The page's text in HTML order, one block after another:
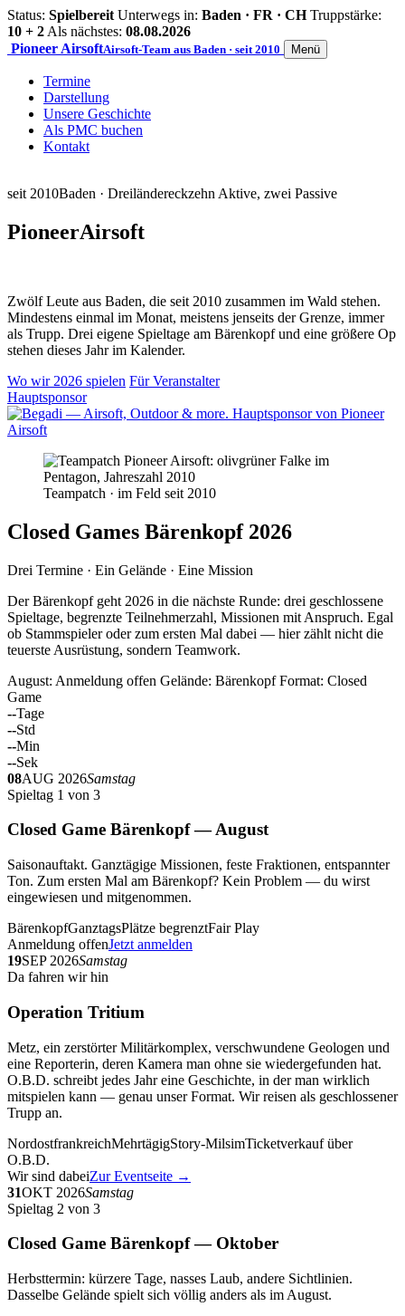
Status: Spielbereit Unterwegs in: Baden · FR · CH Truppstärke:
10 + 2 Als nächstes: 08.08.2026
Pioneer AirsoftAirsoft-Team aus Baden · seit 2010 Menü
Termine
Darstellung
Unsere Geschichte
Als PMC buchen
Kontakt
seit 2010Baden · Dreiländereckzehn Aktive, zwei Passive
PioneerAirsoft
Zwölf Leute aus Baden, die seit 2010 zusammen im Wald stehen.
Mindestens einmal im Monat, meistens jenseits der Grenze, immer
als Trupp. Drei eigene Spieltage am Bärenkopf und eine größere Op
stehen dieses Jahr im Kalender.
Wo wir 2026 spielen Für Veranstalter
Hauptsponsor
Teampatch · im Feld seit 2010
Closed Games Bärenkopf 2026
Drei Termine · Ein Gelände · Eine Mission
Der Bärenkopf geht 2026 in die nächste Runde: drei geschlossene
Spieltage, begrenzte Teilnehmerzahl, Missionen mit Anspruch. Egal
ob Stammspieler oder zum ersten Mal dabei — hier zählt nicht die
teuerste Ausrüstung, sondern Teamwork.
August: Anmeldung offen Gelände: Bärenkopf Format: Closed
Game
--Tage
--Std
--Min
--Sek
08AUG 2026Samstag
Spieltag 1 von 3
Closed Game Bärenkopf — August
Saisonauftakt. Ganztägige Missionen, feste Fraktionen, entspannter
Ton. Zum ersten Mal am Bärenkopf? Kein Problem — du wirst
eingewiesen und mitgenommen.
BärenkopfGanztagsPlätze begrenztFair Play
Anmeldung offenJetzt anmelden
19SEP 2026Samstag
Da fahren wir hin
Operation Tritium
Metz, ein zerstörter Militärkomplex, verschwundene Geologen und
eine Reporterin, deren Kamera man ohne sie wiedergefunden hat.
O.B.D. schreibt jedes Jahr eine Geschichte, in der man wirklich
mitspielen kann — genau unser Format. Wir reisen als geschlossener
Trupp an.
NordostfrankreichMehrtägigStory-MilsimTicketverkauf über
O.B.D.
Wir sind dabeiZur Eventseite →
31OKT 2026Samstag
Spieltag 2 von 3
Closed Game Bärenkopf — Oktober
Herbsttermin: kürzere Tage, nasses Laub, andere Sichtlinien.
Dasselbe Gelände spielt sich völlig anders als im August.